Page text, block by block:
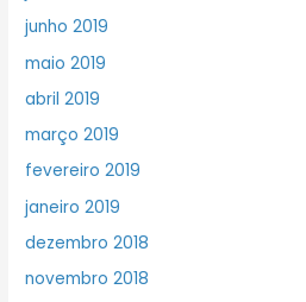
junho 2019
maio 2019
abril 2019
março 2019
fevereiro 2019
janeiro 2019
dezembro 2018
novembro 2018